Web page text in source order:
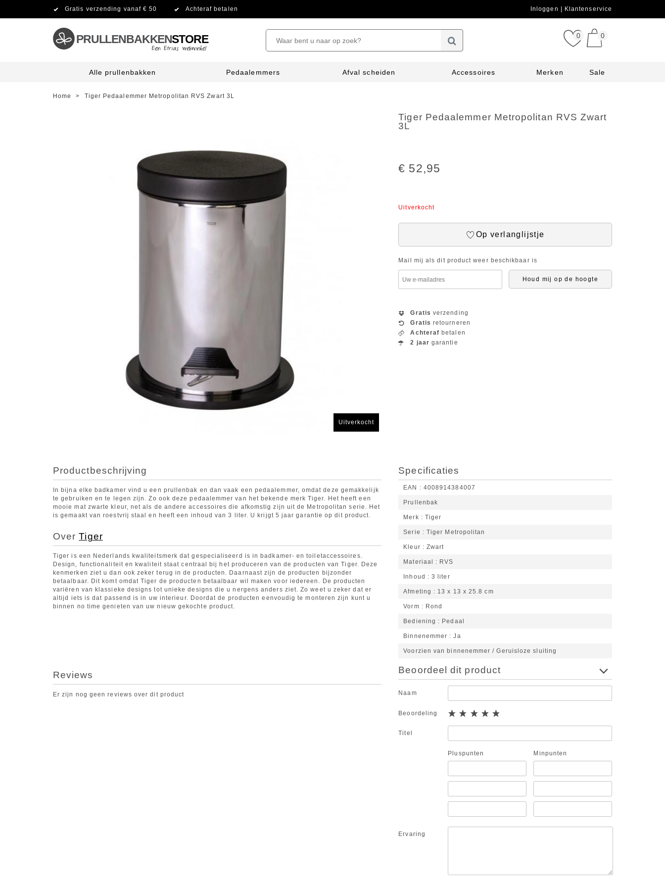
Gratis verzending vanaf € 50 Achteraf betalen Inloggen Klantenservice
PRULLENBAKKENSTORE 0 0
Alle prullenbakken Pedaalemmers Afval scheiden Accessoires Merken Sale
Home > Tiger Pedaalemmer Metropolitan RVS Zwart 3L
Uitverkocht
Tiger Pedaalemmer Metropolitan RVS Zwart
3L
€ 52,95
Uitverkocht
Op verlanglijstje
Mail mij als dit product weer beschikbaar is
Houd mij op de hoogte
Gratis verzending
Gratis retourneren
Achteraf betalen
2 jaar garantie
Productbeschrijving
In bijna elke badkamer vind u een prullenbak en dan vaak een pedaalemmer, omdat deze gemakkelijk
te gebruiken en te legen zijn. Zo ook deze pedaalemmer van het bekende merk Tiger. Het heeft een
mooie mat zwarte kleur, net als de andere accessoires die afkomstig zijn uit de Metropolitan serie. Het
is gemaakt van roestvrij staal en heeft een inhoud van 3 liter. U krijgt 5 jaar garantie op dit product.
OverTiger
Tiger is een Nederlands kwaliteitsmerk dat gespecialiseerd is in badkamer- en toiletaccessoires.
Design, functionaliteit en kwaliteit staat centraal bij het produceren van de producten van Tiger. Deze
kenmerken ziet u dan ook zeker terug in de producten. Daarnaast zijn de producten bijzonder
betaalbaar. Dit komt omdat Tiger de producten betaalbaar wil maken voor iedereen. De producten
variëren van klassieke designs tot unieke designs die u nergens anders ziet. Zo weet u zeker dat er
altijd iets is dat passend is in uw interieur. Doordat de producten eenvoudig te monteren zijn kunt u
binnen no time genieten van uw nieuw gekochte product.
Specificaties
EAN 4008914384007
Prullenbak
Merk Tiger
Serie Tiger Metropolitan
Kleur Zwart
Materiaal RVS
Inhoud 3 liter
Afmeting 13 x 13 x 25.8 cm
Vorm Rond
Bediening Pedaal
Binnenemmer Ja
Voorzien van binnenemmer / Geruisloze sluiting
Reviews
Er zijn nog geen reviews over dit product
Beoordeel dit product
Naam
Beoordeling
Titel
Pluspunten Minpunten
Ervaring